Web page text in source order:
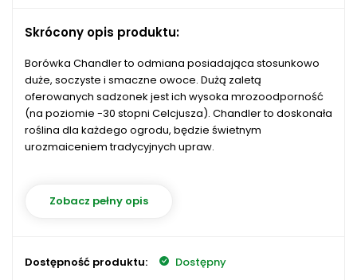
Skrócony opis produktu:
Borówka Chandler to odmiana posiadająca stosunkowo
duże, soczyste i smaczne owoce. Dużą zaletą
oferowanych sadzonek jest ich wysoka mrozoodporność
(na poziomie -30 stopni Celcjusza). Chandler to doskonała
roślina dla każdego ogrodu, będzie świetnym
urozmaiceniem tradycyjnych upraw.
Zobacz pełny opis
Dostępność produktu: Dostępny